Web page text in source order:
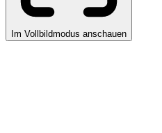
Im Vollbildmodus anschauen